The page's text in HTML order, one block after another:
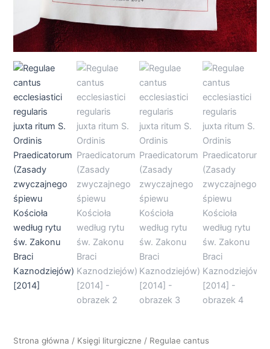
Strona główna / Księgi liturgiczne / Regulae cantus